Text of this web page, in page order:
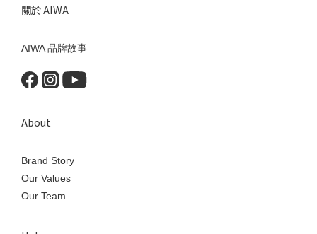
關於 AIWA
AIWA 品牌故事
About
Brand Story
Our Values
Our Team